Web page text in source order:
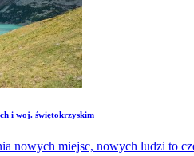
i woj. świętokrzyskim
nowych miejsc, nowych ludzi to